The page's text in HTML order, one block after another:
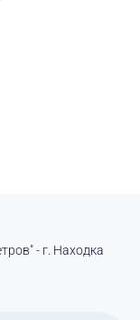
- г. Находка